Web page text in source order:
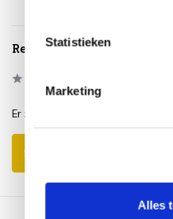
Statistieken
Marketing
Alles
Reviews
Er zijn nog geen reviews
Schrijf je eigen review